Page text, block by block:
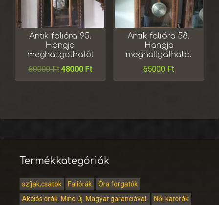
Antik falióra 95.
Hangja
meghallgatható!
60000Ft 48000 Ft
Antik falióra 58.
Hangja
meghallgatható.
65000 Ft
Termékkategóriák
szíjak,csatok Faliórák
Óra forgatók
Akciós órák. Mind új. Magyar garanciával.
Női karórák